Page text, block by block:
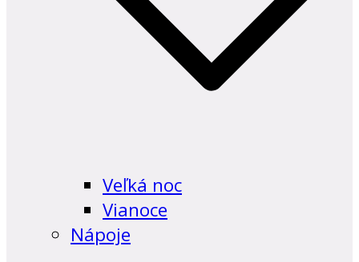
Veľká noc
Vianoce
Nápoje